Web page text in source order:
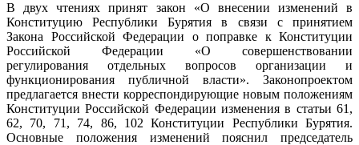
В двух чтениях принят закон «О внесении изменений в
Конституцию Республики Бурятия в связи с принятием
Закона Российской Федерации о поправке к Конституции
Российской Федерации «О совершенствовании
регулирования отдельных вопросов организации и
функционирования публичной власти». Законопроектом
предлагается внести корреспондирующие новым положениям
Конституции Российской Федерации изменения в статьи 61,
62, 70, 71, 74, 86, 102 Конституции Республики Бурятия.
Основные положения изменений пояснил председатель